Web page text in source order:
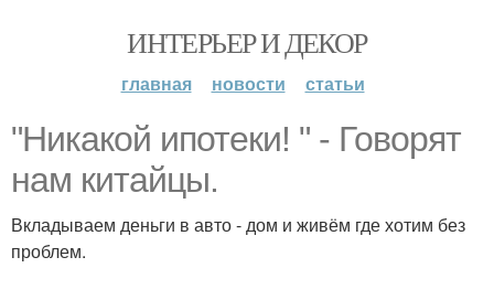
ИНТЕРЬЕР И ДЕКОР
главная новости статьи
"Никакой ипотеки! " - Говорят
нам китайцы.
Вкладываем деньги в авто - дом и живём где хотим без
проблем.